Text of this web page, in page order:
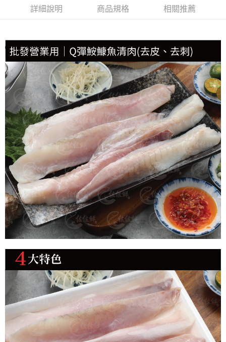
冷凍宅配-抗凍紙箱裝(可備註改保麗龍箱)
冷凍貨到付款
每筆NT$180，滿NT$999(含以上)免運費
詳細說明 商品規格 相關推薦